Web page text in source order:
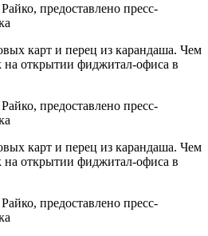
предоставлено пресс-
предоставлено пресс-
предоставлено пресс-